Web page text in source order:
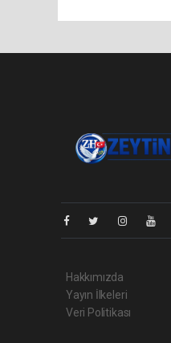
Hakkımızda
Yayın İlkeleri
Veri Politikası